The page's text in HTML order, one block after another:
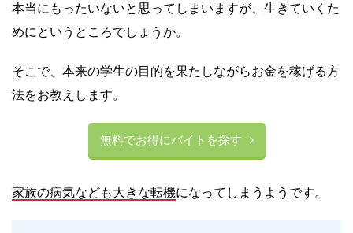
本当にもったいないと思ってしまいますが、生きていくた
めにというところでしょうか。
そこで、本来の学生の目的を果たしながらお金を稼げる方
法をお教えします。
無料でお得にバイトを探す
家族の病気なども大きな転機になってしまうようです。